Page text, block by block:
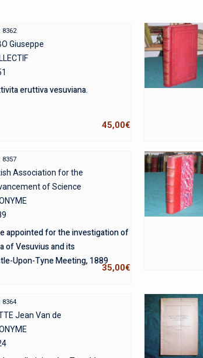
8362
Giuseppe
eruttiva vesuviana.
45,00€
8357
Association for the
of Science
appointed for the investigation of
of Vesuvius and its
Upon-Tyne Meeting, 1889
35,00€
8364
Jean Van de